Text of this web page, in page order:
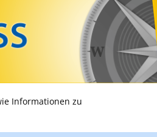
Informationen zu